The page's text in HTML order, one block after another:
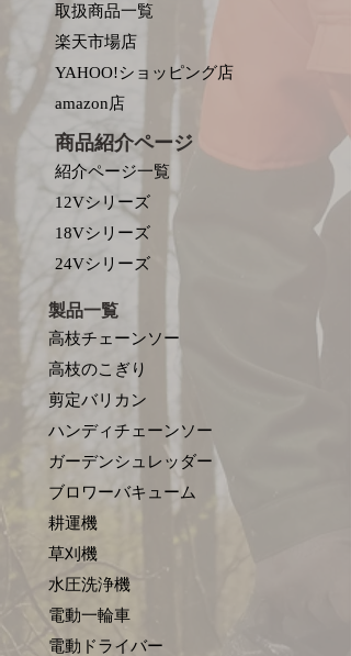
取扱商品一覧
楽天市場店
YAHOO!ショッピング店
amazon店
商品紹介ページ
紹介ページ一覧
12Vシリーズ
18Vシリーズ
​24Vシリーズ
製品一覧
高枝チェーンソー
高枝のこぎり
剪定バリカン
ハンディチェーンソー
ガーデンシュレッダー
ブロワーバキューム
耕運機
草刈機
水圧洗浄機
電動一輪車
電動ドライバー